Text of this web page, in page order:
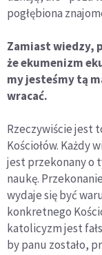
pogłębiona
Zamiast wiedzy,
że ekumenizm
my jesteśmy tą
wracać.
Rzeczywiście jest
Kościołów. Każdy
jest przekonany o
naukę.
wydaje się być
konkretnego
katolicyzm jest
by panu zostało,